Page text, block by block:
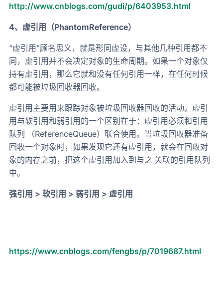
http://www.cnblogs.com/gudi/p/6403953.html
4、虚引用（PhantomReference）
“虚引用”顾名思义，就是形同虚设，与其他几种引用都不
同，虚引用并不会决定对象的生命周期。如果一个对象仅
持有虚引用，那么它就和没有任何引用一样，在任何时候
都可能被垃圾回收器回收。
虚引用主要用来跟踪对象被垃圾回收器回收的活动。虚引
用与软引用和弱引用的一个区别在于：虚引用必须和引用
队列 （ReferenceQueue）联合使用。当垃圾回收器准备
回收一个对象时，如果发现它还有虚引用，就会在回收对
象的内存之前，把这个虚引用加入到与之 关联的引用队列
中。
强引用 > 软引用 > 弱引用 > 虚引用
https://www.cnblogs.com/fengbs/p/7019687.html